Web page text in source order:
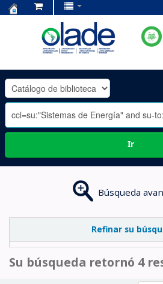
OLADE
-
Ir
Búsqueda
Refinar su
Su búsqueda retornó 4